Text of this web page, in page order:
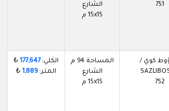
751
الشارع
15x15 م
كوي /
752
المساحة 94 م
الشارع
15x15 م
الكلي:177,647
₺
المتر:1,889
₺